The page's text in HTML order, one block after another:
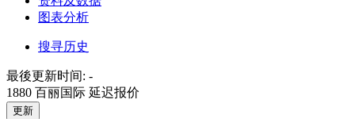
图表分析
搜寻历史
最後更新时间: -
1880 百丽国际 延迟报价
更新